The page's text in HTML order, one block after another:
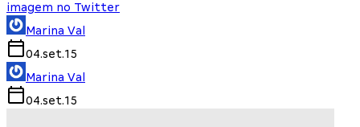
imagem no Twitter
Marina Val
04.set.15
Marina Val
04.set.15